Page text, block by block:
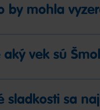
by mohla
aký vek sú
sladkosti sa